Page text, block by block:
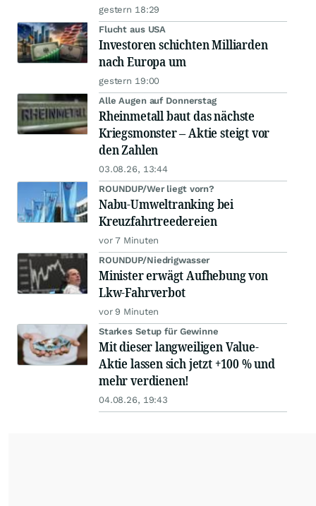
gestern 18:29
Flucht aus USA
Investoren schichten Milliarden
nach Europa um
gestern 19:00
Alle Augen auf Donnerstag
Rheinmetall baut das nächste
Kriegsmonster – Aktie steigt vor
den Zahlen
03.08.26, 13:44
ROUNDUP/Wer liegt vorn?
Nabu-Umweltranking bei
Kreuzfahrtreedereien
vor 7 Minuten
ROUNDUP/Niedrigwasser
Minister erwägt Aufhebung von
Lkw-Fahrverbot
vor 9 Minuten
Starkes Setup für Gewinne
Mit dieser langweiligen Value-
Aktie lassen sich jetzt +100 % und
mehr verdienen!
04.08.26, 19:43